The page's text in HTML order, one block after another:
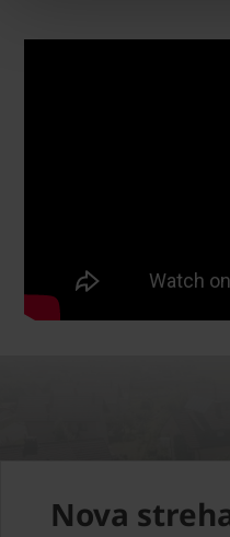
Nova